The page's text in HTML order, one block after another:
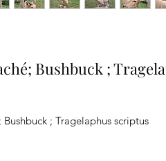
Bushbuck ;
; Tragelaphus scriptus